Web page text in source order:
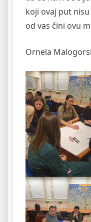
koji ovaj put
od vas čini ovu
Ornela